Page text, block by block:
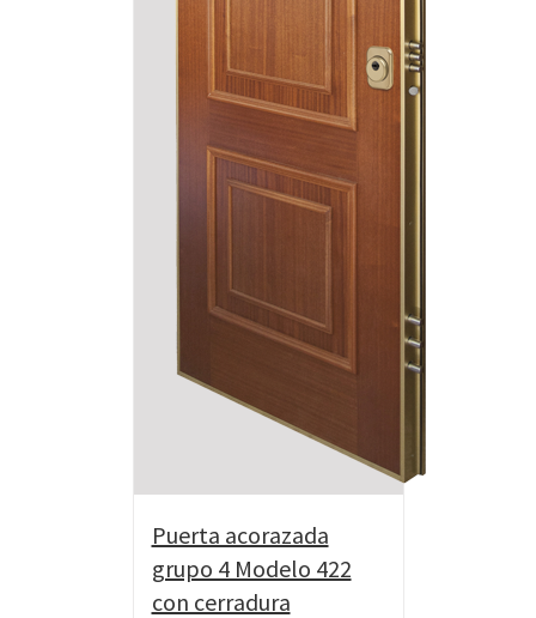
Puerta acorazada
grupo 4 Modelo 422
con cerradura